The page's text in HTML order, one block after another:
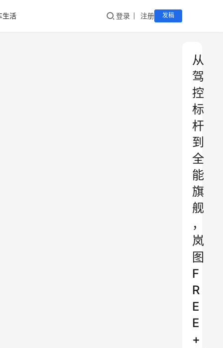
生活 登录 注册 发稿
从
驾
控
标
杆
到
全
能
旗
舰
，
岚
图
F
R
E
E
+